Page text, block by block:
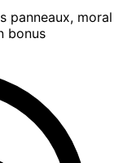
panneaux, moral
bonus